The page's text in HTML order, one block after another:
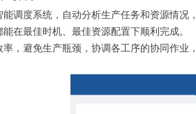
能调度系统，自动分析生产任务和资源情况
在最佳时机、最佳资源配置下顺利完成。
率，避免生产瓶颈，协调各工序的协同作业